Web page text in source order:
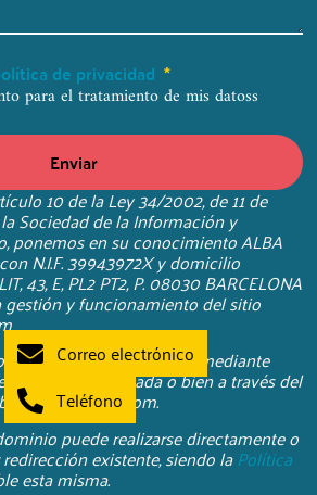
de privacidad
para el tratamiento de mis datoss
Enviar
10 de la Ley 34/2002, de 11 de
Sociedad de la Información y
ponemos en su conocimiento ALBA
N.I.F. 39943972X y domicilio
43, E, PL2 PT2, P. 08030 BARCELONA
gestión y funcionamiento del sitio
nosotros puede hacerlo mediante
arriba indicada o bien a través del
reach.com.
puede realizarse directamente o
existente, siendo laPolítica
esta misma.
Correo electrónico
Teléfono